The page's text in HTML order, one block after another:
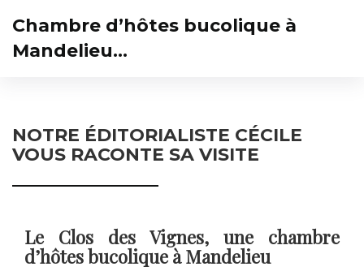
Chambre d’hôtes bucolique à
Mandelieu…
NOTRE ÉDITORIALISTE CÉCILE
VOUS RACONTE SA VISITE
Le Clos des Vignes, une chambre
d’hôtes bucolique à Mandelieu